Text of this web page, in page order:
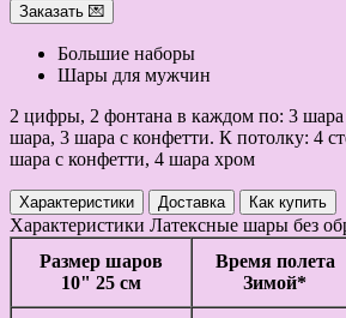
Заказать 💌
Большие наборы
Шары для мужчин
2 цифры, 2 фонтана в каждом по: 3
шара, 3 шара с конфетти. К потолку: 4
шара с конфетти, 4 шара хром
Характеристики Доставка Как купить
Характеристики Латексные шары без
Размер шаров
10" 25 см
Время полета
Зимой*